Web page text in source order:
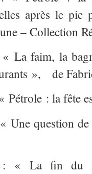
après le pic
– Collection
La faim, la
», de
Pétrole : la fête
Une question
« La fin du